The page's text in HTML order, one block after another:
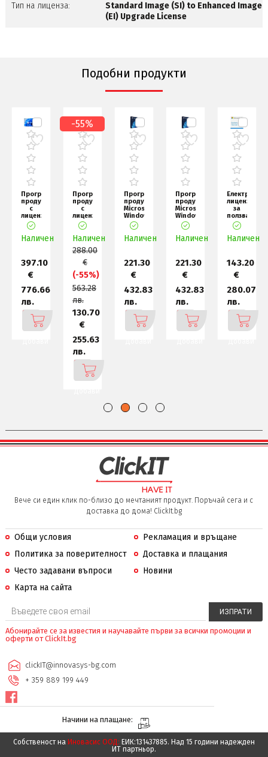
Тип на лиценза:
Standard Image (SI) to Enhanced Image
(EI) Upgrade License
Подобни продукти
Програмен
продукт
с
лицензен
стикер
Microsoft
Wind
Наличен
397.10
€
776.66
лв.
Програмен
продукт
с
лицензен
стикер
Microsoft
Wind
Наличен
288.00
€
(-55%)
563.28
лв.
130.70
€
255.63
лв.
-55%
Програмен
продукт
Microsoft
Windows
Pro 11
64-
bit
Наличен
221.30
€
432.83
лв.
Програмен
продукт
Microsoft
Windows
Pro 11
64-
bit
Наличен
221.30
€
432.83
лв.
Електронен
лиценз
за
ползване
на
програмен
продукт
Наличен
143.20
€
280.07
лв.
Вече си един клик по-близо до мечтаният продукт. Поръчай сега и с
доставка до дома! ClickIt.bg
Общи условия
Рекламация и връщане
Политика за поверителност
Доставка и плащания
Често задавани въпроси
Новини
Карта на сайта
Абонирайте се за известия и научавайте първи за всички промоции и
оферти от ClickIt.bg
clickIT@innovasys-bg.com
+ 359 889 199 449
Начини на плащане:
Собственост на Иновасис ООД: ЕИК:131437885. Над 15 години надежден
ИТ партньор.